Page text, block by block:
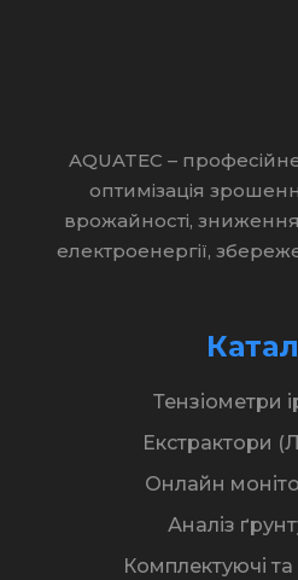
AQUATEC –
оптимізація
врожайності,
електроенергії,
Тензіометри
Екстрактори
Онлайн
Аналіз
Комплектуючі